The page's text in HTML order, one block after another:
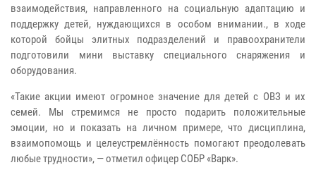
взаимодействия, направленного на социальную адаптацию и
поддержку детей, нуждающихся в особом внимании., в ходе
которой бойцы элитных подразделений и правоохранители
подготовили мини выставку специального снаряжения и
оборудования.
«Такие акции имеют огромное значение для детей с ОВЗ и их
семей. Мы стремимся не просто подарить положительные
эмоции, но и показать на личном примере, что дисциплина,
взаимопомощь и целеустремлённость помогают преодолевать
любые трудности», — отметил офицер СОБР «Варк».